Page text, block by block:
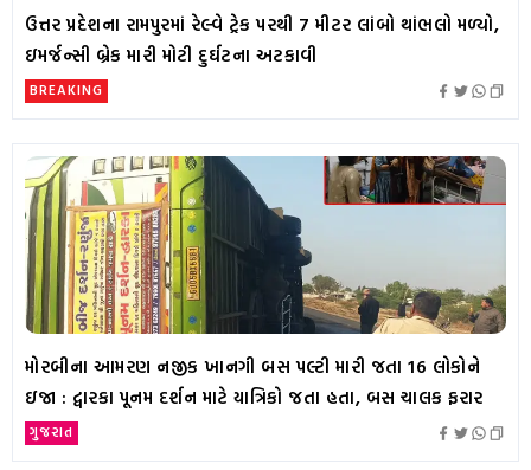
ઉત્તર પ્રદેશના રામપુરમાં રેલ્વે ટ્રેક પરથી 7 મીટર લાંબો થાંભલો મળ્યો,
ઇમર્જન્સી બ્રેક મારી મોટી દુર્ઘટના અટકાવી
BREAKING
મોરબીના આમરણ નજીક ખાનગી બસ પલ્ટી મારી જતા 16 લોકોને
ઇજા : દ્વારકા પૂનમ દર્શન માટે યાત્રિકો જતા હતા, બસ ચાલક ફરાર
ગુજરાત